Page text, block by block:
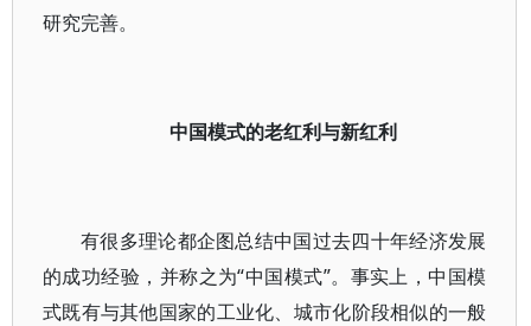
研究完善。
中国模式的老红利与新红利
有很多理论都企图总结中国过去四十年经济发展
的成功经验，并称之为“中国模式”。事实上，中国模
式既有与其他国家的工业化、城市化阶段相似的一般